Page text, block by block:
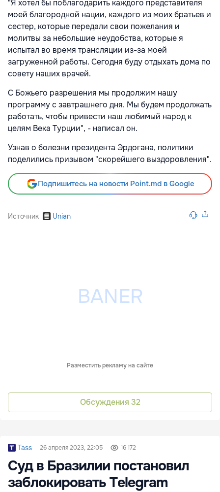
"Я хотел бы поблагодарить каждого представителя
моей благородной нации, каждого из моих братьев и
сестер, которые передали свои пожелания и
молитвы за небольшие неудобства, которые я
испытал во время трансляции из-за моей
загруженной работы. Сегодня буду отдыхать дома по
совету наших врачей.
С Божьего разрешения мы продолжим нашу
программу с завтрашнего дня. Мы будем продолжать
работать, чтобы привести наш любимый народ к
целям Века Турции", - написал он.
Узнав о болезни президента Эрдогана, политики
поделились призывом "скорейшего выздоровления".
Подпишитесь на новости Point.md в Google
Источник Unian
Разместить рекламу на сайте
Обсуждения 32
Tass 26 апреля 2023, 22:05 16 172
Суд в Бразилии постановил
заблокировать Telegram